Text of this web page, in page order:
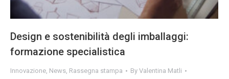
Design e sostenibilità degli imballaggi:
formazione specialistica
Innovazione, News, Rassegna stampa By Valentina Matli